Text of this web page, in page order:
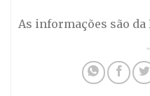
As informações são da